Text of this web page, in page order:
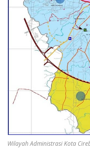
Wilayah Administrasi Kota